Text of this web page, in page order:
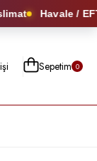
Havale /
Sepetim 0